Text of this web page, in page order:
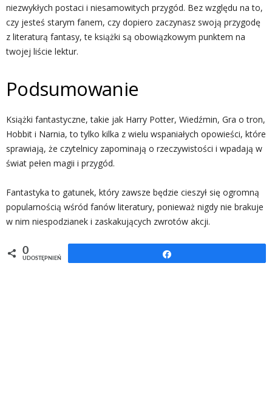
niezwykłych postaci i niesamowitych przygód. Bez względu na to,
czy jesteś starym fanem, czy dopiero zaczynasz swoją przygodę
z literaturą fantasy, te książki są obowiązkowym punktem na
twojej liście lektur.
Podsumowanie
Książki fantastyczne, takie jak Harry Potter, Wiedźmin, Gra o tron,
Hobbit i Narnia, to tylko kilka z wielu wspaniałych opowieści, które
sprawiają, że czytelnicy zapominają o rzeczywistości i wpadają w
świat pełen magii i przygód.
Fantastyka to gatunek, który zawsze będzie cieszył się ogromną
popularnością wśród fanów literatury, ponieważ nigdy nie brakuje
w nim niespodzianek i zaskakujących zwrotów akcji.
0
UDOSTĘPNIEŃ